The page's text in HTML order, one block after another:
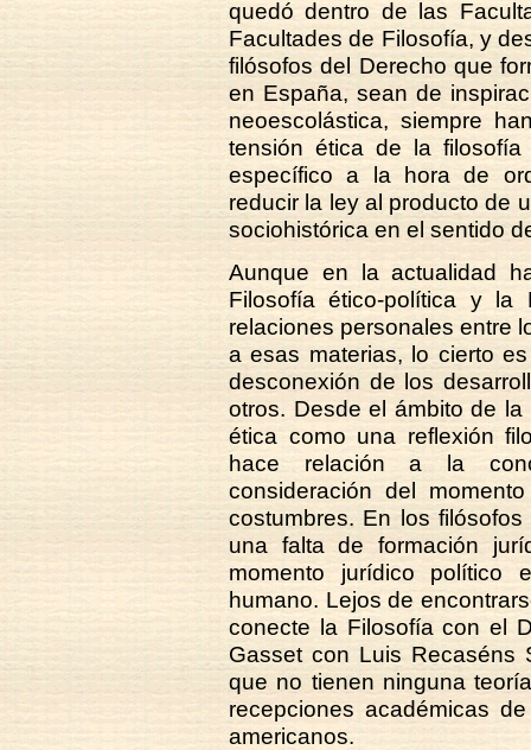
quedó dentro de las
Facultades de Filosofía, y
filósofos del Derecho que
en España, sean de
neoescolástica, siempre
tensión ética de la
específico a la hora de
reducir la ley al producto de
sociohistórica en el sentido
Aunque en la actualidad
Filosofía ético-política y
relaciones personales entre
a esas materias, lo cierto
desconexión de los
otros. Desde el ámbito de
ética como una reflexión
hace relación a la
consideración del
costumbres. En los
una falta de formación
momento jurídico político
humano. Lejos de
conecte la Filosofía con el
Gasset con Luis Recaséns
que no tienen ninguna
recepciones académicas
americanos.